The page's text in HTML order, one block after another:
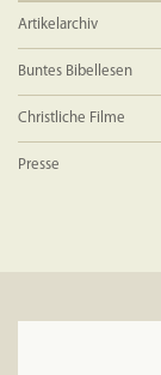
Artikelarchiv
Buntes Bibellesen
Christliche Filme
Presse